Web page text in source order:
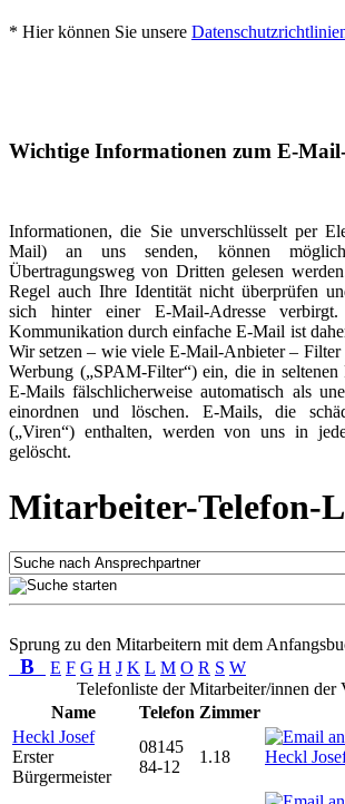
* Hier können Sie unsere
Wichtige Informationen zum E-
Informationen, die Sie unverschlüsselt per
Mail) an uns senden, können
Übertragungsweg von Dritten gelesen
Regel auch Ihre Identität nicht überprüfen
sich hinter einer E-Mail-Adresse verbirgt.
Kommunikation durch einfache E-Mail ist
Wir setzen – wie viele E-Mail-Anbieter – Filter
Werbung („SPAM-Filter“) ein, die in seltenen
E-Mails fälschlicherweise automatisch als
einordnen und löschen. E-Mails, die
(„Viren“) enthalten, werden von uns in
gelöscht.
Mitarbeiter-Telefon-
Sprung zu den Mitarbeitern mit dem
B E F G H J K L M O R S W
Telefonliste der Mitarbeiter/innen der
Name
Telefon Zimmer
Heckl Josef
Erster
Bürgermeister
08145
84-12
1.18